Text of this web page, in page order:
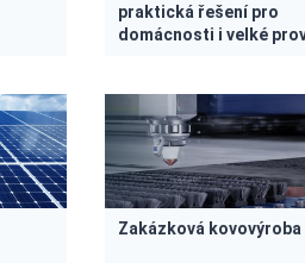
praktická řešení pro
domácnosti i velké
Zakázková kovovýroba